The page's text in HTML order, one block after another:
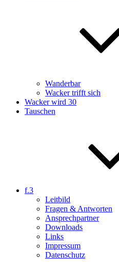
Wanderbar
Wacker trifft sich
Wacker wird 30
Tauschen
f.3
Leitbild
Fragen & Antworten
Ansprechpartner
Downloads
Links
Impressum
Datenschutz